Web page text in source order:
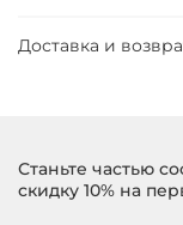
Доставка и
Станьте частью
скидку 10% на